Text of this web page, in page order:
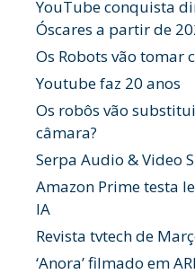
YouTube conquista
Óscares a partir de
Os Robots vão tomar
Youtube faz 20 anos
Os robôs vão
câmara?
Serpa Audio & Video
Amazon Prime testa
IA
Revista tvtech de
‘Anora’ filmado em